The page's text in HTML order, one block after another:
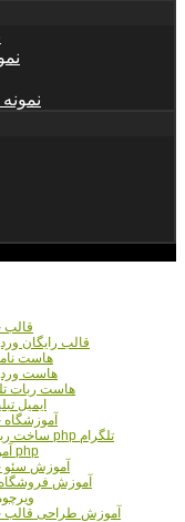
قالب
قالب رایگان
هاست
هاست
هاست ربات
ایمیل
آموزشگاه
ساخت ربات با php تلگرام
آموزش php
آموزش سئو
آموزش
آموزش طراحی قالب